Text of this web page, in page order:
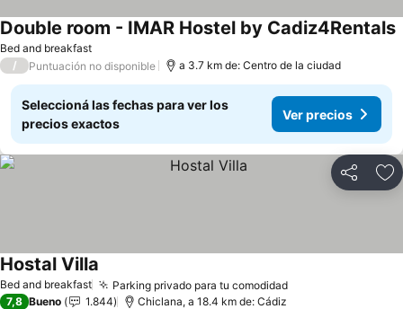
Bed and breakfast
Double room - IMAR Hostel by Cadiz4Rentals
/ Puntuación no disponible a 3.7 km de: Centro de la ciudad
Seleccioná las fechas para ver los
precios exactos
Ver precios
Compartir
Bed and breakfast Parking privado para tu comodidadVer precios
Hostal Villa
7,8 Bueno 1.844 Chiclana, a 18.4 km de: Cádiz